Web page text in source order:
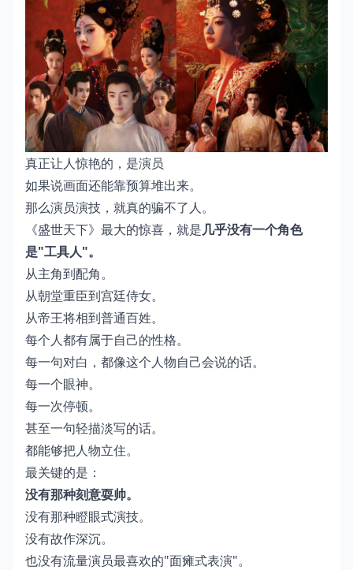
真正让人惊艳的，是演员
如果说画面还能靠预算堆出来。
那么演员演技，就真的骗不了人。
《盛世天下》最大的惊喜，就是几乎没有一个角色
是"工具人"。
从主角到配角。
从朝堂重臣到宫廷侍女。
从帝王将相到普通百姓。
每个人都有属于自己的性格。
每一句对白，都像这个人物自己会说的话。
每一个眼神。
每一次停顿。
甚至一句轻描淡写的话。
都能够把人物立住。
最关键的是：
没有那种刻意耍帅。
没有那种瞪眼式演技。
没有故作深沉。
也没有流量演员最喜欢的"面瘫式表演"。